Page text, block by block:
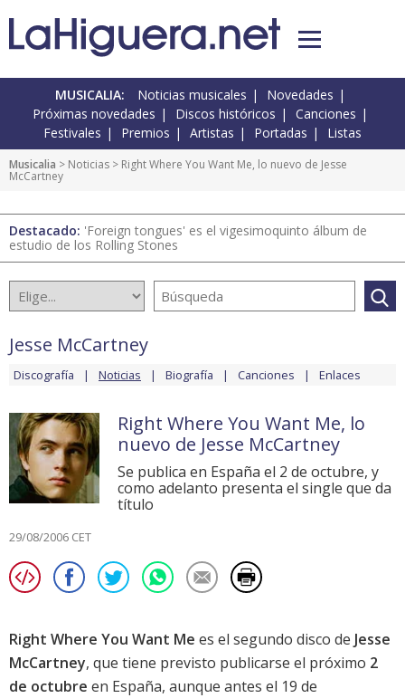
MUSICALIA: Noticias musicales
Novedades
Próximas novedades
Discos históricos
Canciones
Festivales
Premios Artistas Portadas Listas
Musicalia > Noticias > Right Where You Want Me, lo nuevo de Jesse
McCartney
Destacado: 'Foreign tongues' es el vigesimoquinto álbum de
estudio de los Rolling Stones
Jesse McCartney
Discografía Noticias Biografía Canciones Enlaces
Right Where You Want Me, lo
nuevo de Jesse McCartney
Se publica en España el 2 de octubre, y
como adelanto presenta el single que da
título
29/08/2006 CET
Right Where You Want Me es el segundo disco de Jesse
McCartney, que tiene previsto publicarse el próximo 2
de octubre en España, aunque antes el 19 de